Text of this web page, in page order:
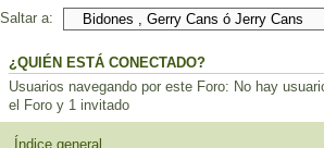
Saltar a:
¿QUIÉN ESTÁ CONECTADO?
Usuarios navegando por este Foro: No hay
el Foro y 1 invitado
Índice general